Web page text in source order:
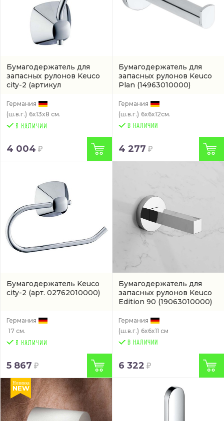
Бумагодержатель для
запасных рулонов Keuco
city-2 (артикул
Германия
(ш.в.г.) 6x13x8 см.
4 004
Бумагодержатель для
запасных рулонов Keuco
Plan (14963010000)
Германия
(ш.в.г.) 6x6x12см.
В НАЛИЧИИ
4 277
Бумагодержатель Keuco
city-2 (арт. 02762010000)
Германия
17 см.
5 867
Бумагодержатель для
запасных рулонов Keuco
Edition 90 (19063010000)
Германия
(ш.в.г.) 6x6x11 см
В НАЛИЧИИ
6 322
Новинка
NEW